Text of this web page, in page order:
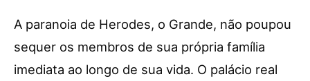
A paranoia de Herodes, o Grande, não poupou
sequer os membros de sua própria família
imediata ao longo de sua vida. O palácio real